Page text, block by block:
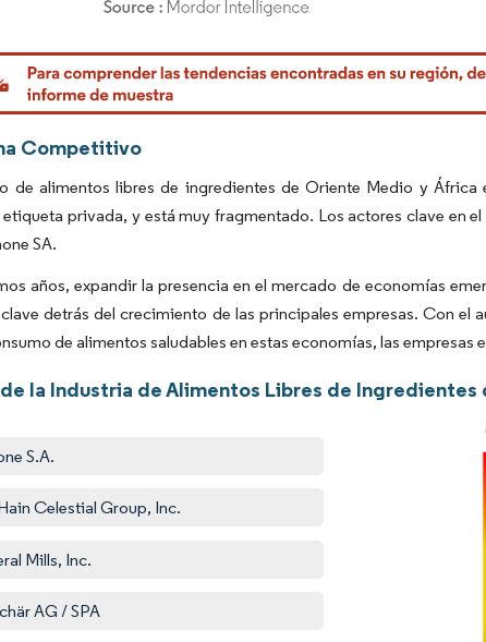
Intelligence. El uso requiere atribución según CC BY 4.0.
Competitivo
de alimentos libres de ingredientes de Oriente Medio y
privada, y está muy fragmentado. Los actores clave en
SA.
años, expandir la presencia en el mercado de economías
detrás del crecimiento de las principales empresas. Con el
de alimentos saludables en estas economías, las
la Industria de Alimentos Libres de
S.A.
Celestial Group, Inc.
Mills, Inc.
AG / SPA